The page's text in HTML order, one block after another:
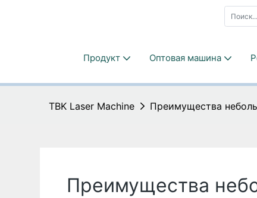
Продукт Оптовая машина
TBK Laser Machine Преимущества
Преимущества